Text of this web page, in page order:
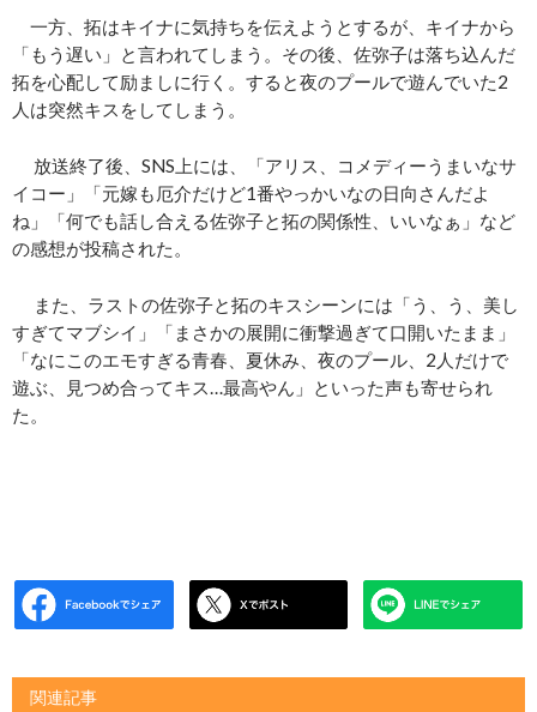
一方、拓はキイナに気持ちを伝えようとするが、キイナから
「もう遅い」と言われてしまう。その後、佐弥子は落ち込んだ
拓を心配して励ましに行く。すると夜のプールで遊んでいた2
人は突然キスをしてしまう。
放送終了後、SNS上には、「アリス、コメディーうまいなサ
イコー」「元嫁も厄介だけど1番やっかいなの日向さんだよ
ね」「何でも話し合える佐弥子と拓の関係性、いいなぁ」など
の感想が投稿された。
また、ラストの佐弥子と拓のキスシーンには「う、う、美し
すぎてマブシイ」「まさかの展開に衝撃過ぎて口開いたまま」
「なにこのエモすぎる青春、夏休み、夜のプール、2人だけで
遊ぶ、見つめ合ってキス…最高やん」といった声も寄せられ
た。
関連記事